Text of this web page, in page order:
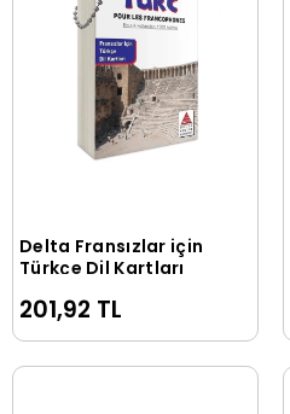
Sepete Ekle
Delta Fransızlar için
Türkçe Dil Kartları
201,92 TL